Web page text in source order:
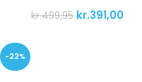
kr.499,95 kr.391,00
-22%